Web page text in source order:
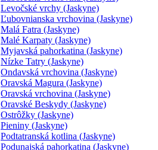
Levočské vrchy (Jaskyne)
Ľubovnianska vrchovina (Jaskyne)
Malá Fatra (Jaskyne)
Malé Karpaty (Jaskyne)
Myjavská pahorkatina (Jaskyne)
Nízke Tatry (Jaskyne)
Ondavská vrchovina (Jaskyne)
Oravská Magura (Jaskyne)
Oravská vrchovina (Jaskyne)
Oravské Beskydy (Jaskyne)
Ostrôžky (Jaskyne)
Pieniny (Jaskyne)
Podtatranská kotlina (Jaskyne)
Podunajská pahorkatina (Jaskyne)